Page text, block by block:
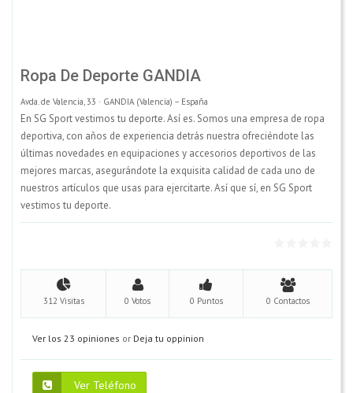
Ropa De Deporte GANDIA
Avda. de Valencia, 33 · GANDIA (Valencia) – España
En SG Sport vestimos tu deporte. Así es. Somos una empresa de ropa
deportiva, con años de experiencia detrás nuestra ofreciéndote las
últimas novedades en equipaciones y accesorios deportivos de las
mejores marcas, asegurándote la exquisita calidad de cada uno de
nuestros artículos que usas para ejercitarte. Así que sí, en SG Sport
vestimos tu deporte.
312 Visitas 0 Votos 0 Puntos 0 Contactos
Ver los 23 opiniones or Deja tu oppinion
Ver Teléfono